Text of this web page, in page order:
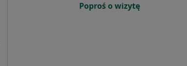
Poproś o wizytę